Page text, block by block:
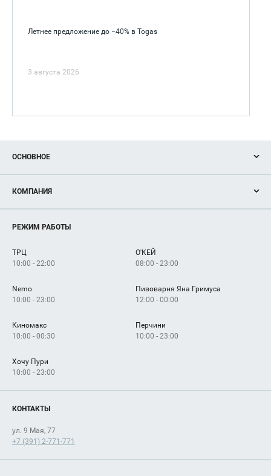
Летнее предложение до −40% в Togas
3 августа 2026
ОСНОВНОЕ
Новости
Магазины
Услуги
КОМПАНИЯ
Рекламодателям
Как добраться
РЕЖИМ РАБОТЫ
ТРЦ
10:00 - 22:00
О'КЕЙ
08:00 - 23:00
Nemo
10:00 - 23:00
Пивоварня Яна Гримуса
12:00 - 00:00
Киномакс
10:00 - 00:30
Перчини
10:00 - 23:00
Хочу Пури
10:00 - 23:00
КОНТАКТЫ
ул. 9 Мая, 77
+7 (391) 2-771-771